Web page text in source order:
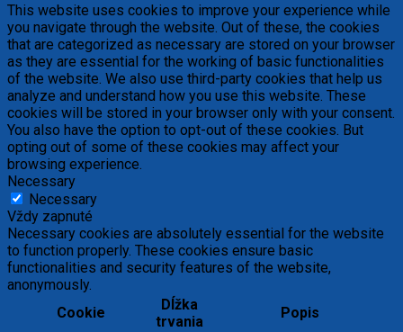
This website uses cookies to improve your experience while
you navigate through the website. Out of these, the cookies
that are categorized as necessary are stored on your browser
as they are essential for the working of basic functionalities
of the website. We also use third-party cookies that help us
analyze and understand how you use this website. These
cookies will be stored in your browser only with your consent.
You also have the option to opt-out of these cookies. But
opting out of some of these cookies may affect your
browsing experience.
Necessary
Necessary
Vždy zapnuté
Necessary cookies are absolutely essential for the website
to function properly. These cookies ensure basic
functionalities and security features of the website,
anonymously.
Cookie
Dĺžka
trvania
Popis